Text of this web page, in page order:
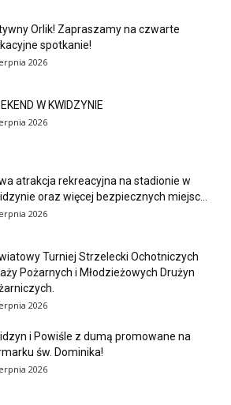
Orlik! Zapraszamy na czwarte
spotkanie!
2026
W KWIDZYNIE
2026
atrakcja rekreacyjna na stadionie w
oraz więcej bezpiecznych miejsc...
2026
Turniej Strzelecki Ochotniczych
Pożarnych i Młodzieżowych Drużyn
2026
i Powiśle z dumą promowane na
św. Dominika!
2026